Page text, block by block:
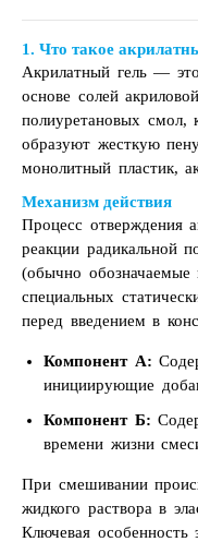
1. Что такое
Акрилатный гель —
основе солей
полиуретановых смол,
образуют жесткую
монолитный пластик,
Механизм действия
Процесс отверждения
реакции радикальной
(обычно
специальных
перед введением в
Компонент А:
инициирующие
Компонент Б:
времени жизни
При смешивании
жидкого раствора в
Ключевая